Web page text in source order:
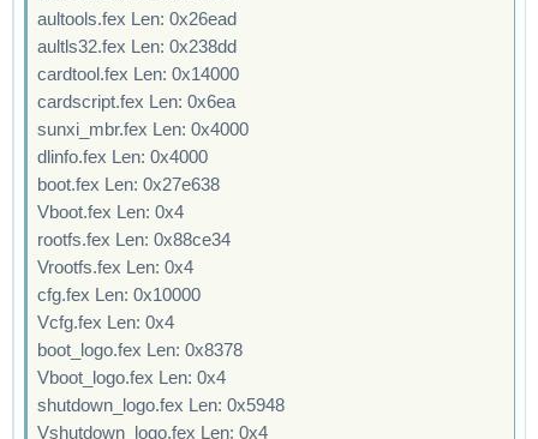
aultools.fex Len: 0x26ead
aultls32.fex Len: 0x238dd
cardtool.fex Len: 0x14000
cardscript.fex Len: 0x6ea
sunxi_mbr.fex Len: 0x4000
dlinfo.fex Len: 0x4000
boot.fex Len: 0x27e638
Vboot.fex Len: 0x4
rootfs.fex Len: 0x88ce34
Vrootfs.fex Len: 0x4
cfg.fex Len: 0x10000
Vcfg.fex Len: 0x4
boot_logo.fex Len: 0x8378
Vboot_logo.fex Len: 0x4
shutdown_logo.fex Len: 0x5948
Vshutdown_logo.fex Len: 0x4